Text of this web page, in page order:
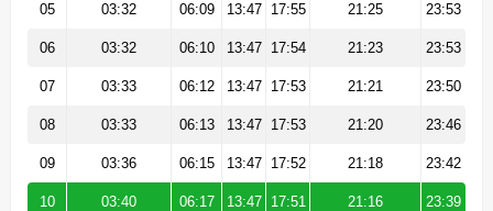
05 03:32 06:09 13:47 17:55 21:25 23:53
06 03:32 06:10 13:47 17:54 21:23 23:53
07 03:33 06:12 13:47 17:53 21:21 23:50
08 03:33 06:13 13:47 17:53 21:20 23:46
09 03:36 06:15 13:47 17:52 21:18 23:42
10 03:40 06:17 13:47 17:51 21:16 23:39